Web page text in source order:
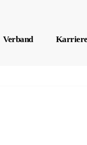
Verband Karriere